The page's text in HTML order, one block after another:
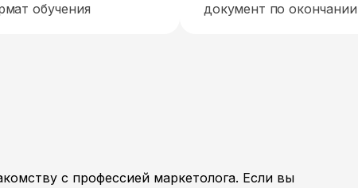
обучения документ по окончании
с профессией маркетолога. Если вы